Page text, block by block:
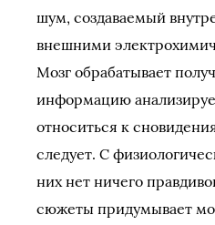
шум, создаваемый
внешними
Мозг обрабатывает
информацию
относиться к
следует. С
них нет ничего
сюжеты придумывает